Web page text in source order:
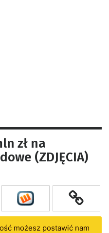
zł na
(ZDJĘCIA)
możesz postawić nam